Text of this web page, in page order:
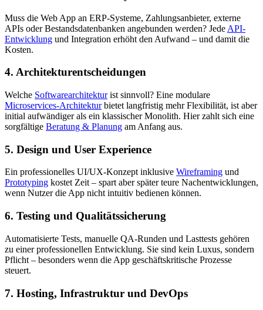
Muss die Web App an ERP-Systeme, Zahlungsanbieter, externe
APIs oder Bestandsdatenbanken angebunden werden? Jede API-
Entwicklung und Integration erhöht den Aufwand – und damit die
Kosten.
4. Architekturentscheidungen
Welche Softwarearchitekturist sinnvoll? Eine modulare
Microservices-Architekturbietet langfristig mehr Flexibilität, ist aber
initial aufwändiger als ein klassischer Monolith. Hier zahlt sich eine
sorgfältige Beratung & Planung am Anfang aus.
5. Design und User Experience
Ein professionelles UI/UX-Konzept inklusive Wireframing und
Prototyping kostet Zeit – spart aber später teure Nachentwicklungen,
wenn Nutzer die App nicht intuitiv bedienen können.
6. Testing und Qualitätssicherung
Automatisierte Tests, manuelle QA-Runden und Lasttests gehören
zu einer professionellen Entwicklung. Sie sind kein Luxus, sondern
Pflicht – besonders wenn die App geschäftskritische Prozesse
steuert.
7. Hosting, Infrastruktur und DevOps